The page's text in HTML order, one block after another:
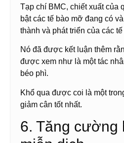
Tạp chí BMC, chiết xuất của
bật các tế bào mỡ đang có
thành và phát triển của các
Nó đã được kết luận thêm
được xem như là một tác
béo phì.
Khổ qua được coi là một
giảm cân tốt nhất.
6. Tăng cường